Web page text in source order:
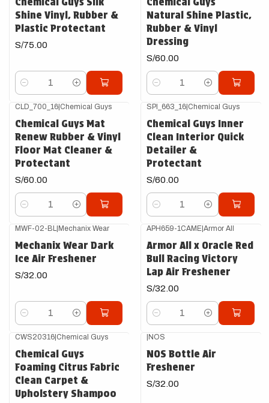
Shine Vinyl, Rubber &
Plastic Protectant
S/75.00
Cantidad
Natural Shine Plastic,
Rubber & Vinyl
Dressing
S/60.00
Cantidad
CLD_700_16| Chemical Guys
Chemical Guys Mat
Renew Rubber & Vinyl
Floor Mat Cleaner &
Protectant
S/60.00
Cantidad
SPI_663_16 Chemical Guys
Chemical Guys Inner
Clean Interior Quick
Detailer &
Protectant
S/60.00
Cantidad
MWF-02-BL| Mechanix Wear
Mechanix Wear Dark
Ice Air Freshener
S/32.00
Cantidad
APH659-1CAME Armor All
Armor All x Oracle Red
Bull Racing Victory
Lap Air Freshener
S/32.00
Cantidad
CWS20316| Chemical Guys
Chemical Guys
Foaming Citrus Fabric
Clean Carpet &
Upholstery Shampoo
NOS
NOS Bottle Air
Freshener
S/32.00